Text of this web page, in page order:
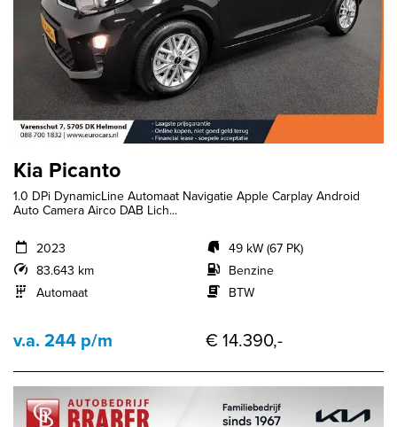
Kia Picanto
1.0 DPi DynamicLine Automaat Navigatie Apple Carplay Android
Auto Camera Airco DAB Lich...
2023
83.643 km
Automaat
49 kW (67 PK)
Benzine
BTW
v.a. 244 p/m € 14.390,-